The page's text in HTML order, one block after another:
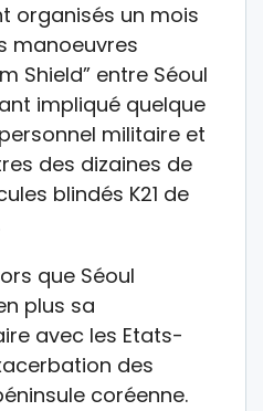
organisés un mois
manoeuvres
Shield” entre Séoul
impliqué quelque
militaire et
des dizaines de
blindés K21 de
que Séoul
plus sa
avec les Etats-
des
coréenne.